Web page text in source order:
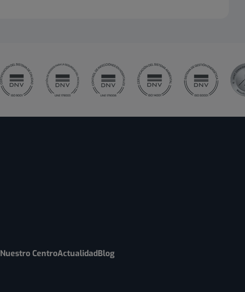
Nuestro CentroActualidadBlog